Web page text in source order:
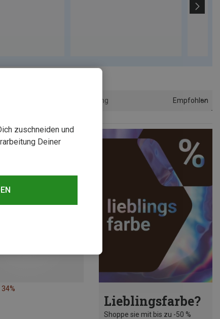
Sortierung Empfohlen
Lieblingsfarbe?
Shoppe sie mit bis zu -50 %
zuschneiden und
Deiner